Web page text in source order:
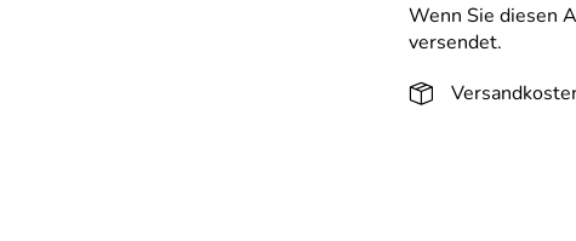
Wenn Sie diesen
versendet.